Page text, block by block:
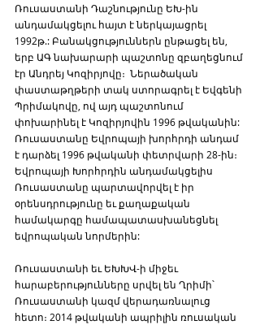
Ռուսաստանի Դաշնությունը ԵԽ-ին
անդամակցելու հայտ է ներկայացրել
1992թ.: Բանակցություններն ընթացել են,
երբ ԱԳ նախարարի պաշտոնը զբաղեցնում
էր Անդրեյ Կոզիրյովը։  Ներածական
փաստաթղթերի տակ ստորագրել է Եվգենի
Պրիմակովը, ով այդ պաշտոնում
փոխարինել է Կոզիրյովին 1996 թվականին:
Ռուսաստանը Եվրոպայի խորհրդի անդամ
է դարձել 1996 թվականի փետրվարի 28-ին։
Եվրոպայի Խորհրդին անդամակցելիս
Ռուսաստանը պարտավորվել է իր
օրենսդրությունը եւ քաղաքական
համակարգը համապատասխանեցնել
եվրոպական նորմերին:
Ռուսաստանի եւ ԵԽԽՎ-ի միջեւ
հարաբերությունները սրվել են Ղրիմի՝
Ռուսաստանի կազմ վերադառնալուց
հետո։ 2014 թվականի ապրիլին ռուսական